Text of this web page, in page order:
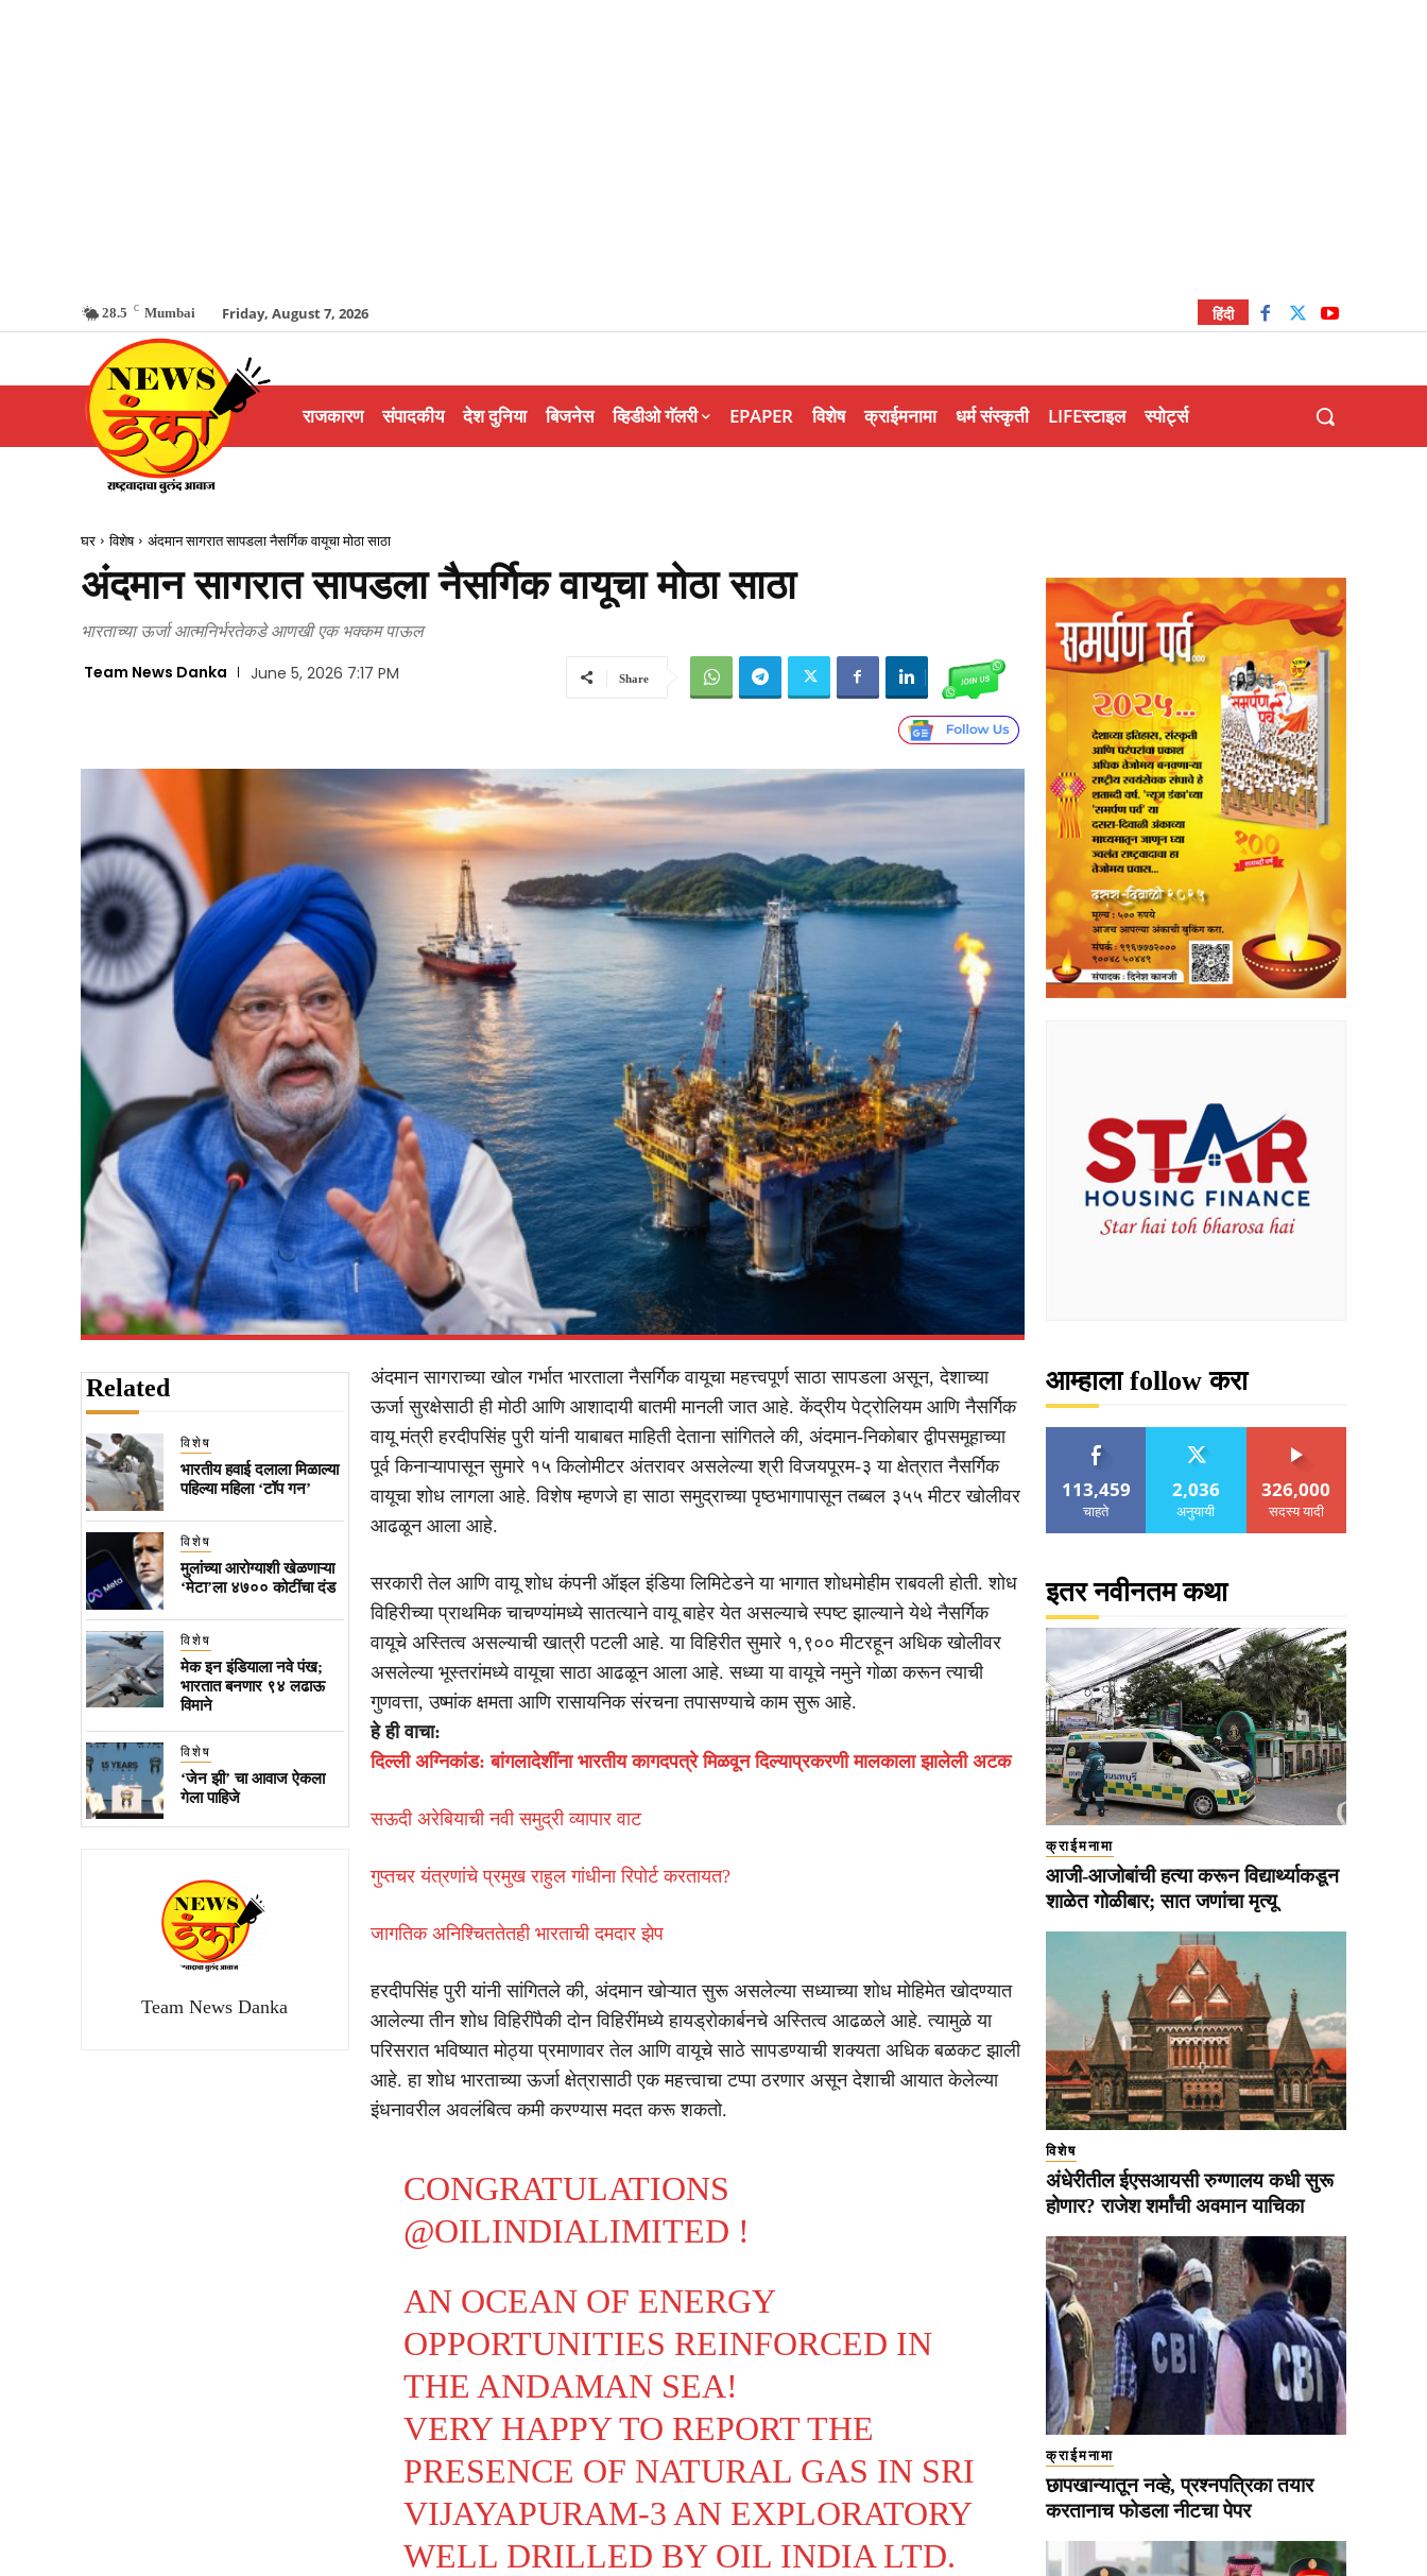
28.5 C Mumbai Friday, August 7, 2026 हिंदी
राजकारण संपादकीय देश दुनिया बिजनेस व्हिडीओ गॅलरी EPAPER विशेष क्राईमनामा धर्म संस्कृती LIFEस्टाइल स्पोर्ट्स
घर विशेष अंदमान सागरात सापडला नैसर्गिक वायूचा मोठा साठा
अंदमान सागरात सापडला नैसर्गिक वायूचा मोठा साठा
भारताच्या ऊर्जा आत्मनिर्भरतेकडे आणखी एक भक्कम पाऊल
Team News Danka June 5, 2026 7:17 PM Share
Related
विशेष
भारतीय हवाई दलाला मिळाल्या
पहिल्या महिला ‘टॉप गन’
विशेष
मुलांच्या आरोग्याशी खेळणाऱ्या
‘मेटा’ला ४७०० कोटींचा दंड
विशेष
मेक इन इंडियाला नवे पंख;
भारतात बनणार ९४ लढाऊ
विमाने
विशेष
‘जेन झी’ चा आवाज ऐकला
गेला पाहिजे
Team News Danka
अंदमान सागराच्या खोल गर्भात भारताला नैसर्गिक वायूचा महत्त्वपूर्ण साठा सापडला असून, देशाच्या
ऊर्जा सुरक्षेसाठी ही मोठी आणि आशादायी बातमी मानली जात आहे. केंद्रीय पेट्रोलियम आणि नैसर्गिक
वायू मंत्री हरदीपसिंह पुरी यांनी याबाबत माहिती देताना सांगितले की, अंदमान-निकोबार द्वीपसमूहाच्या
पूर्व किनाऱ्यापासून सुमारे १५ किलोमीटर अंतरावर असलेल्या श्री विजयपूरम-३ या क्षेत्रात नैसर्गिक
वायूचा शोध लागला आहे. विशेष म्हणजे हा साठा समुद्राच्या पृष्ठभागापासून तब्बल ३५५ मीटर खोलीवर
आढळून आला आहे.
सरकारी तेल आणि वायू शोध कंपनी ऑइल इंडिया लिमिटेडने या भागात शोधमोहीम राबवली होती. शोध
विहिरीच्या प्राथमिक चाचण्यांमध्ये सातत्याने वायू बाहेर येत असल्याचे स्पष्ट झाल्याने येथे नैसर्गिक
वायूचे अस्तित्व असल्याची खात्री पटली आहे. या विहिरीत सुमारे १,९०० मीटरहून अधिक खोलीवर
असलेल्या भूस्तरांमध्ये वायूचा साठा आढळून आला आहे. सध्या या वायूचे नमुने गोळा करून त्याची
गुणवत्ता, उष्मांक क्षमता आणि रासायनिक संरचना तपासण्याचे काम सुरू आहे.
हे ही वाचा:
दिल्ली अग्निकांड: बांगलादेशींना भारतीय कागदपत्रे मिळवून दिल्याप्रकरणी मालकाला झालेली अटक
सऊदी अरेबियाची नवी समुद्री व्यापार वाट
गुप्तचर यंत्रणांचे प्रमुख राहुल गांधीना रिपोर्ट करतायत?
जागतिक अनिश्चिततेतही भारताची दमदार झेप
हरदीपसिंह पुरी यांनी सांगितले की, अंदमान खोऱ्यात सुरू असलेल्या सध्याच्या शोध मोहिमेत खोदण्यात
आलेल्या तीन शोध विहिरींपैकी दोन विहिरींमध्ये हायड्रोकार्बनचे अस्तित्व आढळले आहे. त्यामुळे या
परिसरात भविष्यात मोठ्या प्रमाणावर तेल आणि वायूचे साठे सापडण्याची शक्यता अधिक बळकट झाली
आहे. हा शोध भारताच्या ऊर्जा क्षेत्रासाठी एक महत्त्वाचा टप्पा ठरणार असून देशाची आयात केलेल्या
इंधनावरील अवलंबित्व कमी करण्यास मदत करू शकतो.
CONGRATULATIONS
@OILINDIALIMITED !
AN OCEAN OF ENERGY
OPPORTUNITIES REINFORCED IN
THE ANDAMAN SEA!
VERY HAPPY TO REPORT THE
PRESENCE OF NATURAL GAS IN SRI
VIJAYAPURAM-3 AN EXPLORATORY
WELL DRILLED BY OIL INDIA LTD.
आम्हाला follow करा
113,459
चाहते
2,036
अनुयायी
326,000
सदस्य यादी
इतर नवीनतम कथा
क्राईमनामा
आजी-आजोबांची हत्या करून विद्यार्थ्याकडून
शाळेत गोळीबार; सात जणांचा मृत्यू
विशेष
अंधेरीतील ईएसआयसी रुग्णालय कधी सुरू
होणार? राजेश शर्मांची अवमान याचिका
क्राईमनामा
छापखान्यातून नव्हे, प्रश्नपत्रिका तयार
करतानाच फोडला नीटचा पेपर